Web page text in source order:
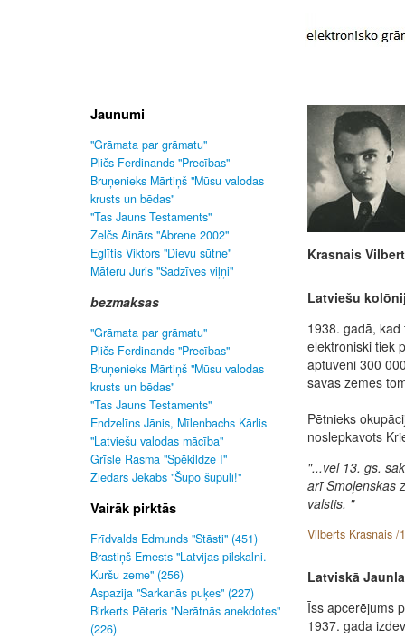
Jaunumi
"Grāmata par grāmatu"
Pličs Ferdinands "Precības"
Bruņenieks Mārtiņš "Mūsu valodas
krusts un bēdas"
"Tas Jauns Testaments"
Zelčs Ainārs "Abrene 2002"
Eglītis Viktors "Dievu sūtne"
Māteru Juris "Sadzīves viļņi"
bezmaksas
"Grāmata par grāmatu"
Pličs Ferdinands "Precības"
Bruņenieks Mārtiņš "Mūsu valodas
krusts un bēdas"
"Tas Jauns Testaments"
Endzelīns Jānis, Mīlenbachs Kārlis
"Latviešu valodas mācība"
Grīsle Rasma "Spēkildze I"
Ziedars Jēkabs "Šūpo šūpuli!"
Vairāk pirktās
Frīdvalds Edmunds "Stāsti" (451)
Brastiņš Ernests "Latvijas pilskalni.
Kuršu zeme" (256)
Aspazija "Sarkanās puķes" (227)
Birkerts Pēteris "Nerātnās anekdotes"
(226)
Krasnais
Latviešu
1938. gadā,
elektroniski tiek
aptuveni 300
savas zemes
Pētnieks
noslepkavots
"...vēl 13. gs.
arī Smoļenskas
valstis. "
Vilberts Krasnais /
Latviskā
Īss apcerējums
1937. gada